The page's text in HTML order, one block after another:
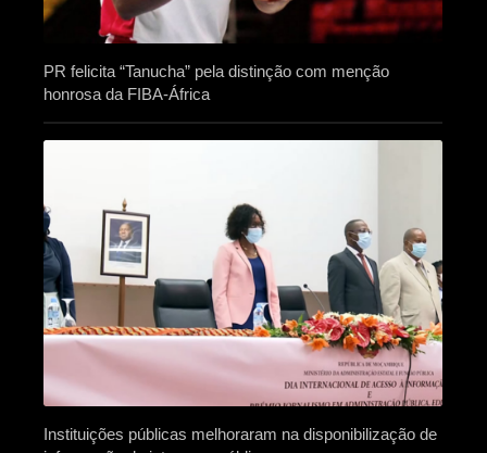
PR felicita “Tanucha” pela distinção com menção
honrosa da FIBA-África
Instituições públicas melhoraram na disponibilização de